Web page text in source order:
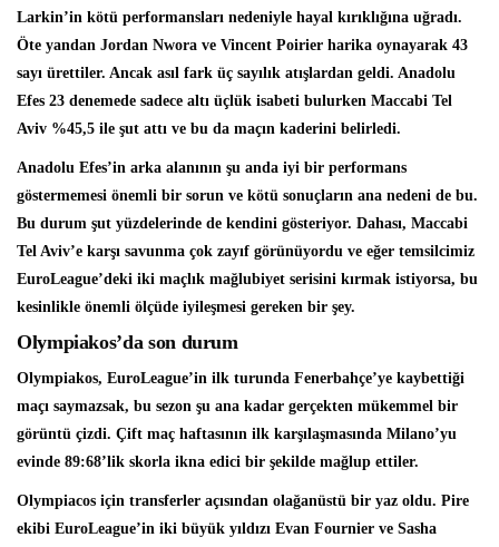
Larkin’in kötü performansları nedeniyle hayal kırıklığına uğradı.
Öte yandan Jordan Nwora ve Vincent Poirier harika oynayarak 43
sayı ürettiler. Ancak asıl fark üç sayılık atışlardan geldi. Anadolu
Efes 23 denemede sadece altı üçlük isabeti bulurken Maccabi Tel
Aviv %45,5 ile şut attı ve bu da maçın kaderini belirledi.
Anadolu Efes’in arka alanının şu anda iyi bir performans
göstermemesi önemli bir sorun ve kötü sonuçların ana nedeni de bu.
Bu durum şut yüzdelerinde de kendini gösteriyor. Dahası, Maccabi
Tel Aviv’e karşı savunma çok zayıf görünüyordu ve eğer temsilcimiz
EuroLeague’deki iki maçlık mağlubiyet serisini kırmak istiyorsa, bu
kesinlikle önemli ölçüde iyileşmesi gereken bir şey.
Olympiakos’da son durum
Olympiakos, EuroLeague’in ilk turunda Fenerbahçe’ye kaybettiği
maçı saymazsak, bu sezon şu ana kadar gerçekten mükemmel bir
görüntü çizdi. Çift maç haftasının ilk karşılaşmasında Milano’yu
evinde 89:68’lik skorla ikna edici bir şekilde mağlup ettiler.
Olympiacos için transferler açısından olağanüstü bir yaz oldu. Pire
ekibi EuroLeague’in iki büyük yıldızı Evan Fournier ve Sasha